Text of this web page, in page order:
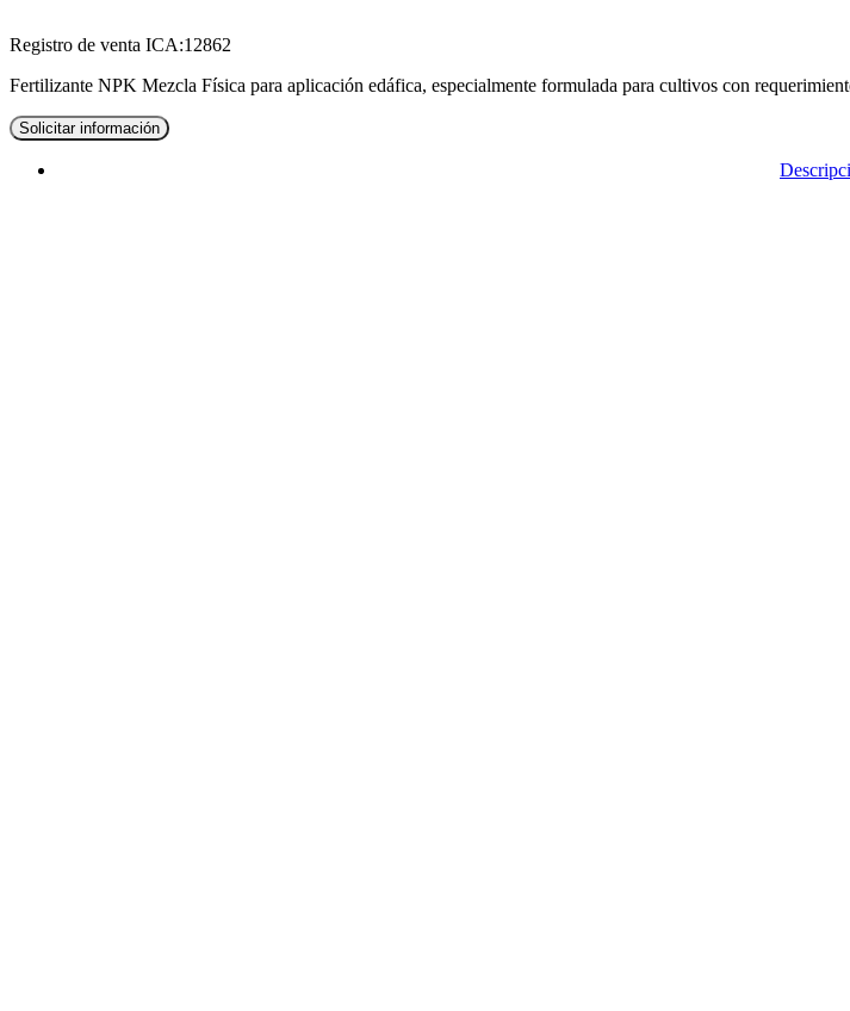
Registro de venta ICA:12862
Fertilizante NPK Mezcla Física para aplicación edáfica, especialmente formulada para cultivos con
Solicitar información